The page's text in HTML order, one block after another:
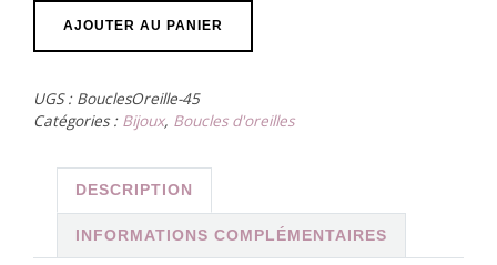
quantité
de
d’oreille
argentée
carré
marbrage
AJOUTER AU PANIER
UGS : BouclesOreille-45
Catégories : Bijoux, Boucles d'oreilles
DESCRIPTION
INFORMATIONS COMPLÉMENTAIRES